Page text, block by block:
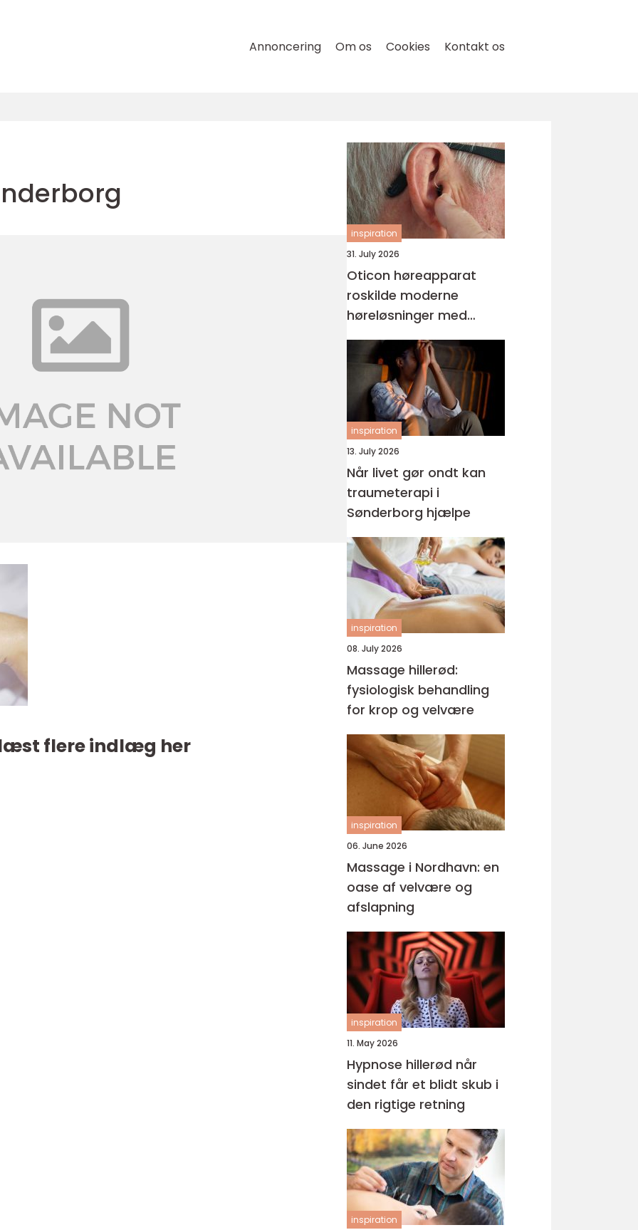
Annoncering Om os Cookies Kontakt os
flere indlæg her
inspiration
31. July 2026
Oticon høreapparat
roskilde moderne
høreløsninger med
fokus på hverdagen
inspiration
13. July 2026
Når livet gør ondt kan
traumeterapi i
Sønderborg hjælpe
inspiration
08. July 2026
Massage hillerød:
fysiologisk behandling
for krop og velvære
inspiration
06. June 2026
Massage i Nordhavn: en
oase af velvære og
afslapning
inspiration
11. May 2026
Hypnose hillerød når
sindet får et blidt skub i
den rigtige retning
inspiration